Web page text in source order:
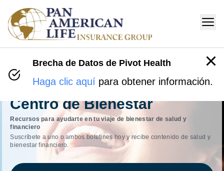
Centro de Bienestar
Recursos para ayudarte en tu viaje de bienestar de salud y
financiero
Suscríbete a uno o ambos boletines hoy y recibe contenido de salud y
bienestar financiero.
Brecha de Datos de Pivot Health
Haga clic aquí para obtener información.